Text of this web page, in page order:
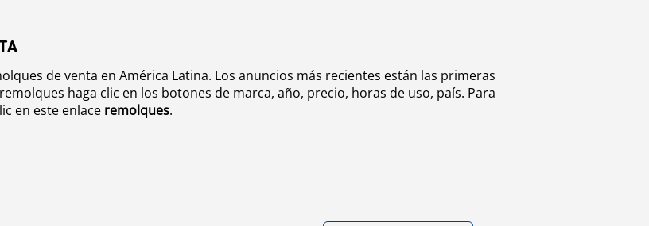
de venta en América Latina. Los anuncios más recientes están las primeras
haga clic en los botones de marca, año, precio, horas de uso, país. Para
en este enlace remolques.